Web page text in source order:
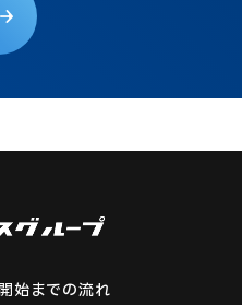
始までの流れ